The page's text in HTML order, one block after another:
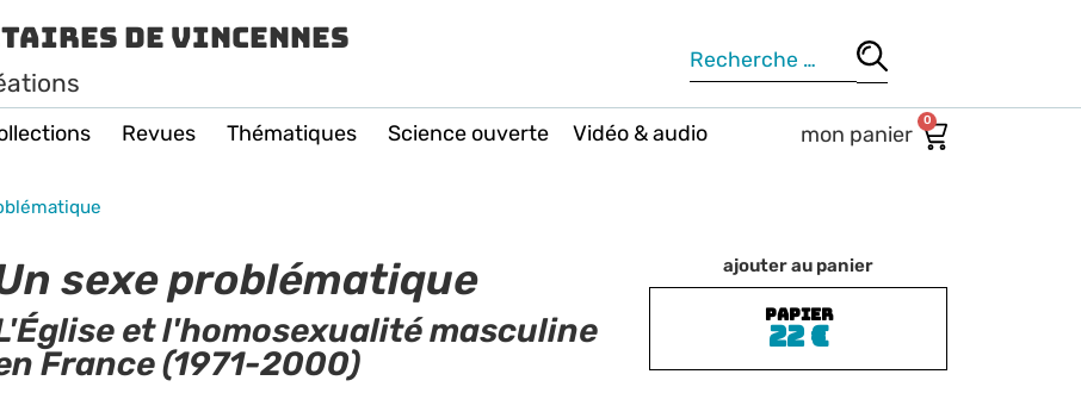
de Vincennes
Revues Thématiques Science ouverte Vidéo & audio 0
sexe problématique
et l'homosexualité masculine
France (1971-2000)
ajouter au panier
PAPIER
22€